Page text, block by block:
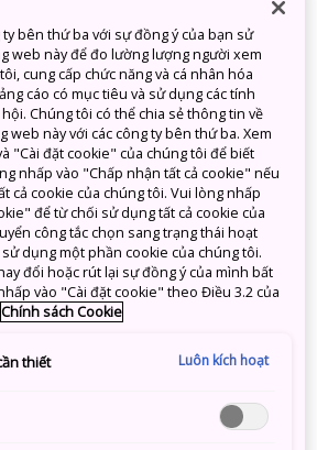
chuẩn bị chào
bạn trở lại
mở cửa du lịch. Chúng tôi đang thu
thiết để chào đón bạn trở lại. Chúng tôi
mơ Nhật Bản của các bạn trở thành hiện
thái ngâm mình tại suối khoáng nóng
núi, tản bộ giữa khu vườn hay ngôi
thưởng thức ramen nóng hổi ở quán
mình giữa phố phường...
ích liên quan tới
COVID-19
ty bên thứ ba với sự đồng ý của bạn sử
web này để đo lường lượng người xem
cung cấp chức năng và cá nhân hóa
cáo có mục tiêu và sử dụng các tính
Chúng tôi có thể chia sẻ thông tin về
web này với các công ty bên thứ ba. Xem
"Cài đặt cookie" của chúng tôi để biết
nhấp vào "Chấp nhận tất cả cookie" nếu
cả cookie của chúng tôi. Vui lòng nhấp
để từ chối sử dụng tất cả cookie của
công tắc chọn sang trạng thái hoạt
dụng một phần cookie của chúng tôi.
đổi hoặc rút lại sự đồng ý của mình bất
vào "Cài đặt cookie" theo Điều 3.2 của
Chính sách Cookie
thiết Luôn kích hoạt